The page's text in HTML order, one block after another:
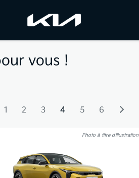
vous !
1 2 3 4 5 6
Photo à titre d’illustration